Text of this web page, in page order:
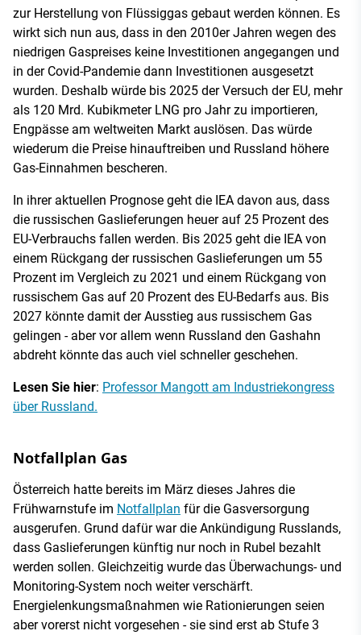
zur Herstellung von Flüssiggas gebaut werden können. Es
wirkt sich nun aus, dass in den 2010er Jahren wegen des
niedrigen Gaspreises keine Investitionen angegangen und
in der Covid-Pandemie dann Investitionen ausgesetzt
wurden. Deshalb würde bis 2025 der Versuch der EU, mehr
als 120 Mrd. Kubikmeter LNG pro Jahr zu importieren,
Engpässe am weltweiten Markt auslösen. Das würde
wiederum die Preise hinauftreiben und Russland höhere
Gas-Einnahmen bescheren.
In ihrer aktuellen Prognose geht die IEA davon aus, dass
die russischen Gaslieferungen heuer auf 25 Prozent des
EU-Verbrauchs fallen werden. Bis 2025 geht die IEA von
einem Rückgang der russischen Gaslieferungen um 55
Prozent im Vergleich zu 2021 und einem Rückgang von
russischem Gas auf 20 Prozent des EU-Bedarfs aus. Bis
2027 könnte damit der Ausstieg aus russischem Gas
gelingen - aber vor allem wenn Russland den Gashahn
abdreht könnte das auch viel schneller geschehen.
Lesen Sie hier: Professor Mangott am Industriekongress
über Russland.
Notfallplan Gas
Österreich hatte bereits im März dieses Jahres die
Frühwarnstufe im Notfallplan für die Gasversorgung
ausgerufen. Grund dafür war die Ankündigung Russlands,
dass Gaslieferungen künftig nur noch in Rubel bezahlt
werden sollen. Gleichzeitig wurde das Überwachungs- und
Monitoring-System noch weiter verschärft.
Energielenkungsmaßnahmen wie Rationierungen seien
aber vorerst nicht vorgesehen - sie sind erst ab Stufe 3